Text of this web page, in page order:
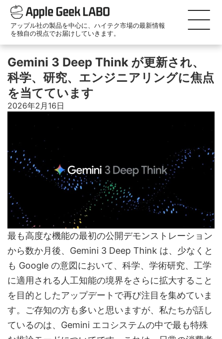
アップル社の製品を中心に、ハイテク市場の最新情報
を独自の視点でお届けしていきます。
Gemini 3 Deep Think が更新され、
科学、研究、エンジニアリングに焦点
を当てています
2026年2月16日
最も高度な機能の最初の公開デモンストレーション
から数か月後、Gemini 3 Deep Think は、少なくと
も Google の意図において、科学、学術研究、工学
に適用される人工知能の境界をさらに拡大すること
を目的としたアップデートで再び注目を集めていま
す。ご存知の方も多いと思いますが、私たちが話し
ているのは、Gemini エコシステムの中で最も特殊